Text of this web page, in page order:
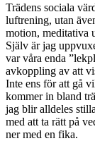
Trädens sociala
luftrening, utan
motion, meditativa
Själv är jag
var våra enda
avkoppling av att
Inte ens för att gå
kommer in bland
jag blir alldeles
med att ta rätt på
ner med en fika.